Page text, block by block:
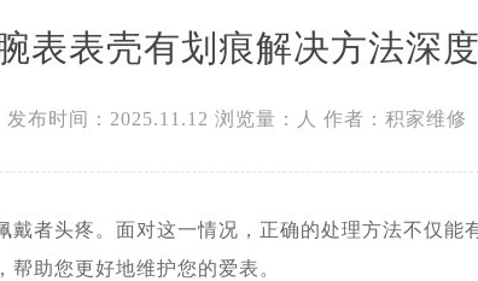
室浪琴售后服务中心（需提前预约）
表表壳有划痕解决方法深
发布时间：2025.11.12 浏览量： 人 作者：积家维修
头疼。面对这一情况，正确的处理方法不仅能
助您更好地维护您的爱表。